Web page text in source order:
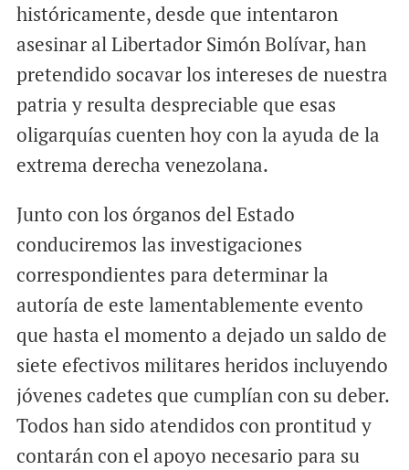
históricamente, desde que intentaron
asesinar al Libertador Simón Bolívar, han
pretendido socavar los intereses de nuestra
patria y resulta despreciable que esas
oligarquías cuenten hoy con la ayuda de la
extrema derecha venezolana.
Junto con los órganos del Estado
conduciremos las investigaciones
correspondientes para determinar la
autoría de este lamentablemente evento
que hasta el momento a dejado un saldo de
siete efectivos militares heridos incluyendo
jóvenes cadetes que cumplían con su deber.
Todos han sido atendidos con prontitud y
contarán con el apoyo necesario para su